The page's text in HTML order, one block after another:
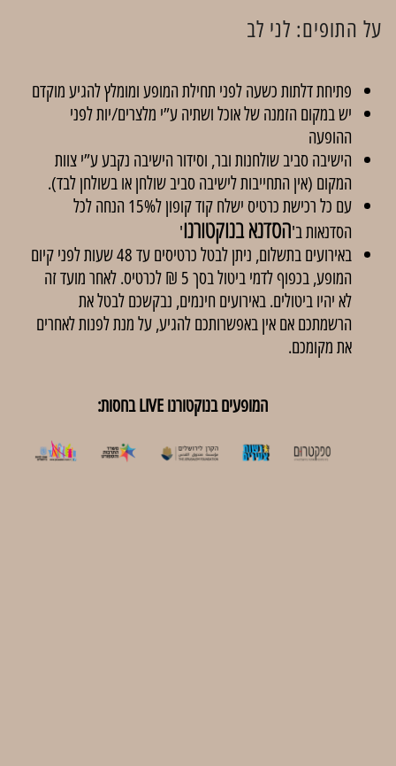
על התופים: לני לב
פתיחת דלתות כשעה לפני תחילת המופע ומומלץ להגיע מוקדם
יש במקום הזמנה של אוכל ושתיה ע”י מלצרים/יות לפני
ההופעה
הישיבה סביב שולחנות ובר, וסידור הישיבה נקבע ע”י צוות
המקום (אין התחייבות לישיבה סביב שולחן או בשולחן לבד).
עם כל רכישת כרטיס ישלח קוד קופון ל15% הנחה לכל
הסדנאות ב'הסדנא בנוקטורנו'
באירועים בתשלום, ניתן לבטל כרטיסים עד 48 שעות לפני קיום
המופע, בכפוף לדמי ביטול בסך 5 ₪ לכרטיס. לאחר מועד זה
לא יהיו ביטולים. באירועים חינמים, נבקשכם לבטל את
הרשמתכם אם אין באפשרותכם להגיע, על מנת לפנות לאחרים
את מקומכם.
המופעים בנוקטורנו LIVE בחסות: